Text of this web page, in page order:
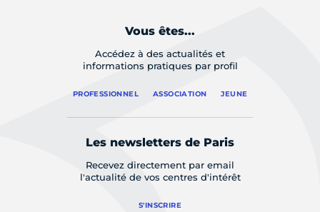
Vous êtes...
Accédez à des actualités et
informations pratiques par profil
PROFESSIONNEL ASSOCIATION JEUNE
Les newsletters de Paris
Recevez directement par email
l'actualité de vos centres d'intérêt
S'INSCRIRE